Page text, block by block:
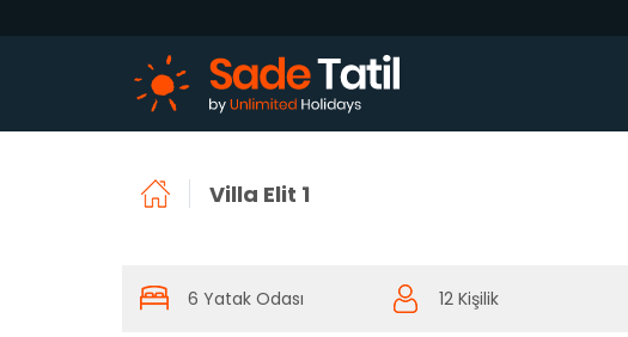
Villa Elit 1
6 Yatak Odası 12 Kişilik